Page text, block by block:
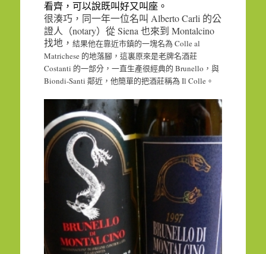
看齊，可以說既叫好又叫座。
很湊巧，同一年一位名叫 Alberto Carli 的公
證人（notary）從Siena 也來到 Montalcino
找地， 結果他在靠近市鎮的一塊名為 Colle al
Matrichese 的地落腳，這裏原來是老牌名酒莊
Costanti 的一部分，一直生產很經典的 Brunello ，與
Biondi-Santi 鄰近，他簡單的把酒莊稱為 Il Colle 。